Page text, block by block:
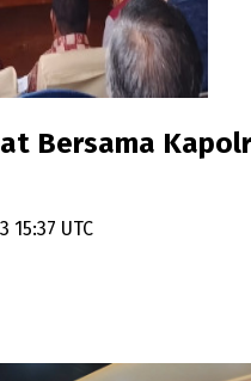
Bersama
15:37 UTC